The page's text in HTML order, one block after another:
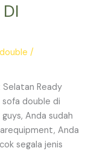
/
Ready
sofa double di
Anda sudah
Anda
segala jenis